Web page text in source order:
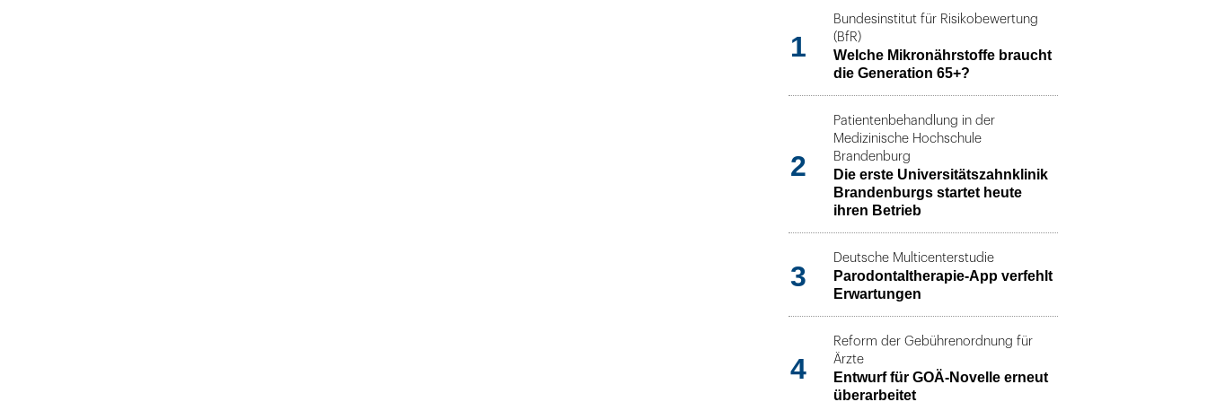
1
Bundesinstitut für Risikobewertung
(BfR)
Welche Mikronährstoffe braucht
die Generation 65+?
2
Patientenbehandlung in der
Medizinische Hochschule
Brandenburg
Die erste Universitätszahnklinik
Brandenburgs startet heute
ihren Betrieb
3
Deutsche Multicenterstudie
Parodontaltherapie-App verfehlt
Erwartungen
4
Reform der Gebührenordnung für
Ärzte
Entwurf für GOÄ-Novelle erneut
überarbeitet